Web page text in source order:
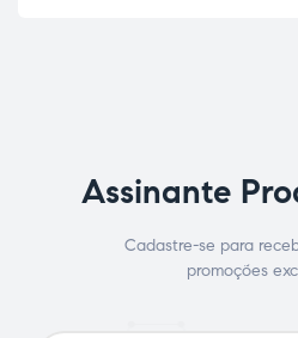
Assinante
Cadastre-se para
promoções